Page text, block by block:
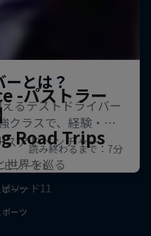
-パストラー
スアドベンチャー
ピソード6
ーツ
Road Trips
世界を巡る
ソード11
ーツ